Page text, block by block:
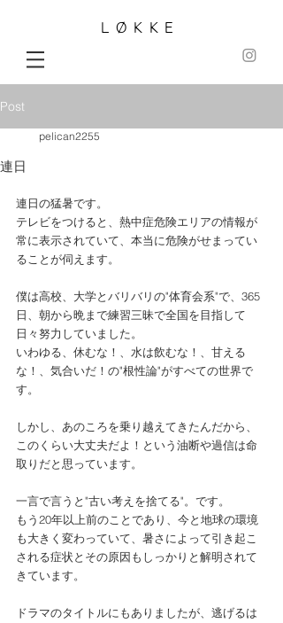
LØKKE
Post
連日
pelican2255
連日の猛暑です。
テレビをつけると、熱中症危険エリアの情報が
常に表示されていて、本当に危険がせまってい
ることが伺えます。
僕は高校、大学とバリバリの"体育会系"で、365
日、朝から晩まで練習三昧で全国を目指して
日々努力していました。
いわゆる、休むな！、水は飲むな！、甘える
な！、気合いだ！の"根性論"がすべての世界で
す。
しかし、あのころを乗り越えてきたんだから、
このくらい大丈夫だよ！という油断や過信は命
取りだと思っています。
一言で言うと"古い考えを捨てる"。です。
もう20年以上前のことであり、今と地球の環境
も大きく変わっていて、暑さによって引き起こ
される症状とその原因もしっかりと解明されて
きています。
ドラマのタイトルにもありましたが、逃げるは